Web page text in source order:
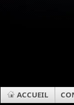
ACCUEIL